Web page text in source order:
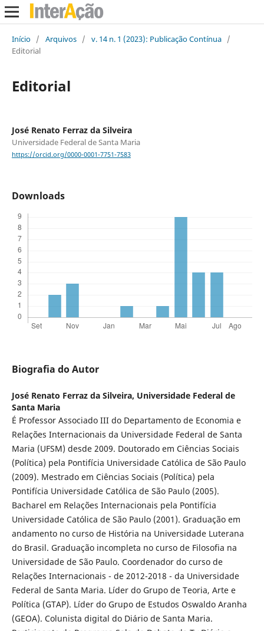
Início / Arquivos / v. 14 n. 1 (2023): Publicação Contínua /
Editorial
Editorial
José Renato Ferraz da Silveira
Universidade Federal de Santa Maria
https://orcid.org/0000-0001-7751-7583
Downloads
Biografia do Autor
José Renato Ferraz da Silveira, Universidade Federal de
Santa Maria
É Professor Associado III do Departamento de Economia e
Relações Internacionais da Universidade Federal de Santa
Maria (UFSM) desde 2009. Doutorado em Ciências Sociais
(Política) pela Pontifícia Universidade Católica de São Paulo
(2009). Mestrado em Ciências Sociais (Política) pela
Pontifícia Universidade Católica de São Paulo (2005).
Bacharel em Relações Internacionais pela Pontifícia
Universidade Católica de São Paulo (2001). Graduação em
andamento no curso de História na Universidade Luterana
do Brasil. Graduação incompleta no curso de Filosofia na
Universidade de São Paulo. Coordenador do curso de
Relações Internacionais - de 2012-2018 - da Universidade
Federal de Santa Maria. Líder do Grupo de Teoria, Arte e
Política (GTAP). Líder do Grupo de Estudos Oswaldo Aranha
(GEOA). Colunista digital do Diário de Santa Maria.